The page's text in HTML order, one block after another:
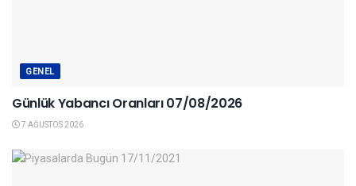
GENEL
Günlük Yabancı Oranları 07/08/2026
7 AĞUSTOS 2026